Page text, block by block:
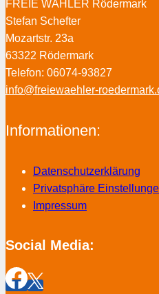
FREIE WÄHLER Rödermark
Stefan Schefter
Mozartstr. 23a
63322 Rödermark
Telefon: 06074-93827
info@freiewaehler-
Informationen:
Datenschutzerklärung
Privatsphäre
Impressum
Social Media: